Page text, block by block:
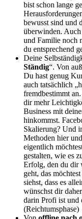
bist schon lange
bewusst sind und
überwinden.
und Familie noch
du entsprechend
Deine
Ständig“. Von
Du hast genug
auch tatsächlich
fremdbestimmt
dir mehr
Business mit
hinkommst.
Skalierung? Und
Methoden hier
eigentlich
gestalten, wie es
Erfolg, den du dir
geht, das
siehst, dass es
wünschst dir
darin Profi ist und
(Reichtumsphase)